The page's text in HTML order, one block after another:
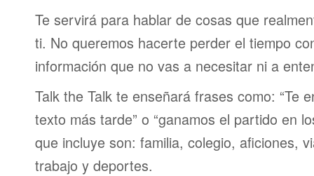
Te servirá para hablar de cosas que
ti. No queremos hacerte perder el tiempo
información que no vas a necesitar ni a
Talk the Talk te enseñará frases como: “Te
texto más tarde” o “ganamos el partido en
que incluye son: familia, colegio, aficiones,
trabajo y deportes.